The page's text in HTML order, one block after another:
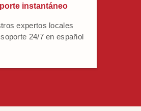
instantáneo
expertos locales
24/7 en español